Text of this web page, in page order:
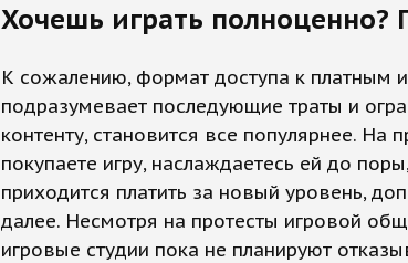
Хочешь играть полноценно?
К сожалению, формат доступа к платным
подразумевает последующие траты и
контенту, становится все популярнее. На
покупаете игру, наслаждаетесь ей до
приходится платить за новый уровень,
далее. Несмотря на протесты игровой
игровые студии пока не планируют